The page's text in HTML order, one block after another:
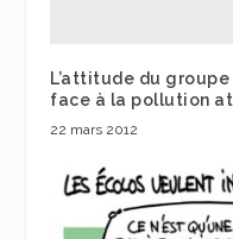
L’attitude du
face à la pollution
22 mars 2012